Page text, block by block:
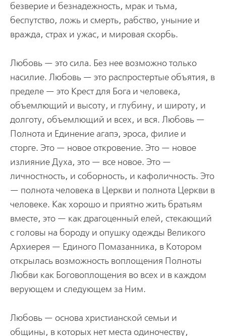
безверие и безнадежность, мрак и тьма,
беспутство, ложь и смерть, рабство, уныние и
вражда, страх и ужас, и мировая скорбь.
Любовь — это сила. Без нее возможно только
насилие. Любовь — это распростертые объятия, в
пределе — это Крест для Бога и человека,
объемлющий и высоту, и глубину, и широту, и
долготу, объемлющий и всех, и вся. Любовь —
Полнота и Единение агапэ, эроса, филие и
сторге. Это — новое откровение. Это — новое
излияние Духа, это — все новое. Это —
личностность, и соборность, и кафоличность. Это
— полнота человека в Церкви и полнота Церкви в
человеке. Как хорошо и приятно жить братьям
вместе, это — как драгоценный елей, стекающий
с головы на бороду и опушку одежды Великого
Архиерея — Единого Помазанника, в Котором
открылась возможность воплощения Полноты
Любви как Боговоплощения во всех и в каждом
верующем и следующем за Ним.
Любовь — основа христианской семьи и
общины, в которых нет места одиночеству,